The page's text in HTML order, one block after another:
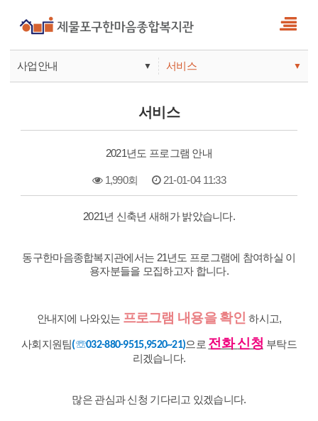
사업안내 ▼
기관안내
서비스 ▼
서비스
참여
서비스
2021년도 프로그램 안내
1,990회 21-01-04 11:33
2021년 신축년 새해가 밝았습니다.
동구한마음종합복지관에서는 21년도 프로그램에 참여하실 이
용자분들을 모집하고자 합니다.
안내지에 나와있는 프로그램 내용을 확인 하시고,
사회지원팀(☏032-880-9515,9520~21)으로 전화 신청 부탁드
리겠습니다.
많은 관심과 신청 기다리고 있겠습니다.